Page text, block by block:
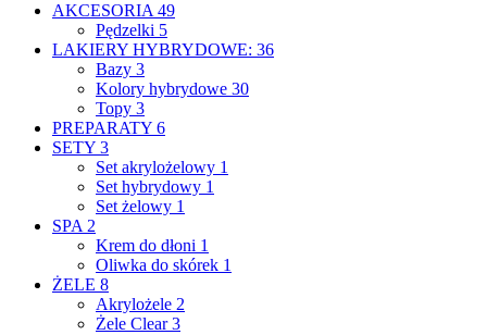
AKCESORIA 49
Pędzelki 5
LAKIERY HYBRYDOWE: 36
Bazy 3
Kolory hybrydowe 30
Topy 3
PREPARATY 6
SETY 3
Set akrylożelowy 1
Set hybrydowy 1
Set żelowy 1
SPA 2
Krem do dłoni 1
Oliwka do skórek 1
ŻELE 8
Akrylożele 2
Żele Clear3